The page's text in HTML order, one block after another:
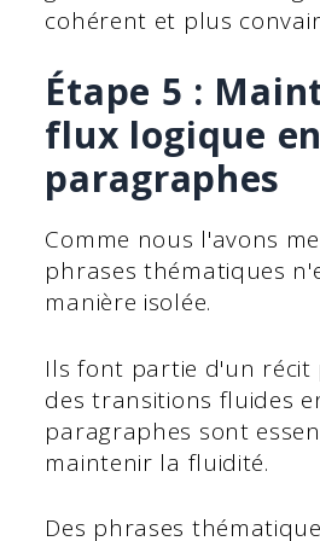
cohérent et plus
Étape 5 :
flux logique
paragraphes
Comme nous l'avons
phrases thématiques
manière isolée.
Ils font partie d'un récit
des transitions fluides
paragraphes sont
maintenir la fluidité.
Des phrases